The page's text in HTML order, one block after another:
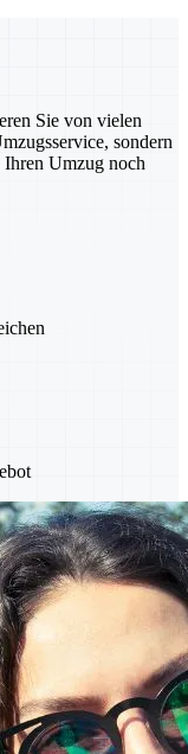
Sie von vielen
sondern
Umzug noch